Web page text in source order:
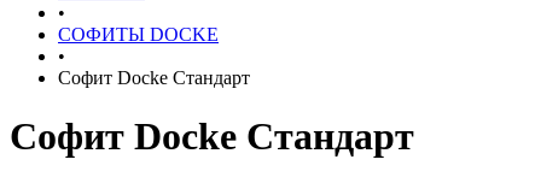
•
СОФИТЫ DOCKE
•
Софит Docke Стандарт
Софит Docke Стандарт